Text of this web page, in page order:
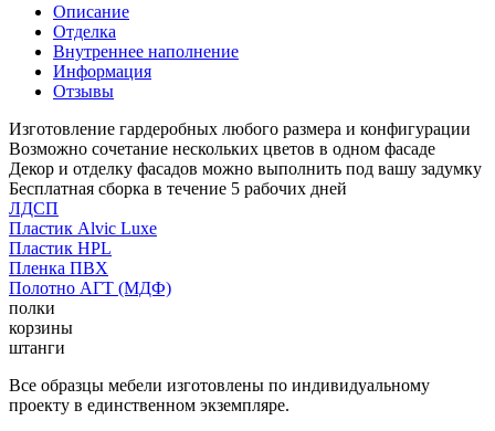
Описание
Отделка
Внутреннее наполнение
Информация
Отзывы
Изготовление гардеробных любого размера и конфигурации
Возможно сочетание нескольких цветов в одном фасаде
Декор и отделку фасадов можно выполнить под вашу задумку
Бесплатная сборка в течение 5 рабочих дней
ЛДСП
Пластик Alvic Luxe
Пластик HPL
Пленка ПВХ
Полотно АГТ (МДФ)
полки
корзины
штанги
Все образцы мебели изготовлены по индивидуальному
проекту в единственном экземпляре.